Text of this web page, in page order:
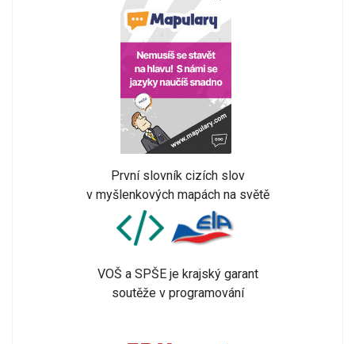
První slovník cizích slov
v myšlenkových mapách na světě
VOŠ a SPŠE je krajský garant
soutěže v programování